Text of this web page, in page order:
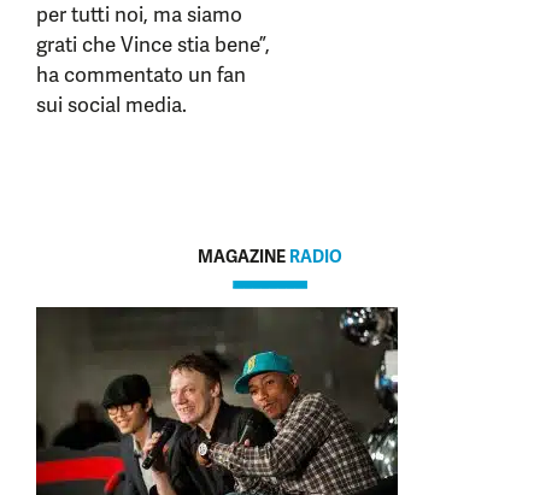
per tutti noi, ma siamo
grati che Vince stia bene”,
ha commentato un fan
sui social media.
MAGAZINE RADIO